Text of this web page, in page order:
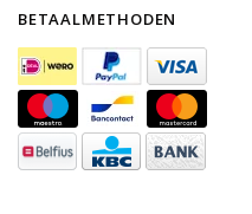
BETAALMETHODEN